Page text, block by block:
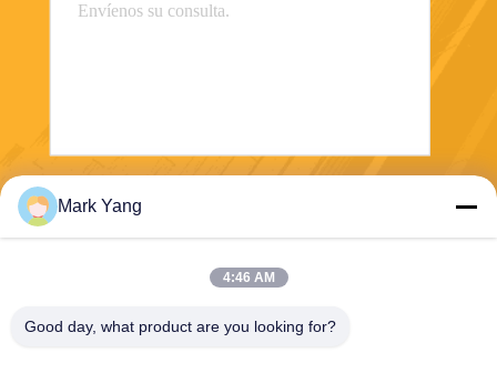
Mark Yang
4:46 AM
Good day, what product are you looking for?